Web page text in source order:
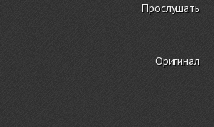
Прослушать
Оригинал